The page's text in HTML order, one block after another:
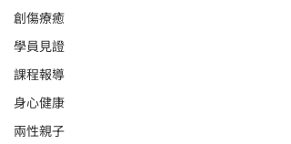
創傷療癒
學員見證
課程報導
身心健康
兩性親子